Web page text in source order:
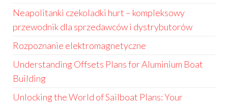
Neapolitanki czekoladki hurt – kompleksowy
przewodnik dla sprzedawców i dystrybutorów
Rozpoznanie elektromagnetyczne
Understanding Offsets Plans for Aluminium Boat
Building
Unlocking the World of Sailboat Plans: Your